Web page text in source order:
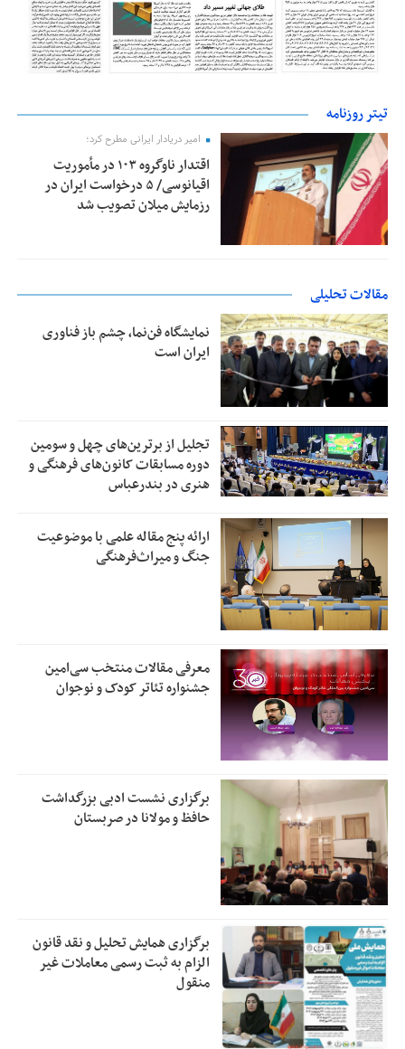
تیتر روزنامه
امیر دریادار ایرانی مطرح کرد؛
اقتدار ناوگروه ۱۰۳ در مأموریت‌
اقیانوسی/ ۵ درخواست ایران در
رزمایش میلان تصویب شد
مقالات تحلیلی
نمایشگاه فن‌نما، چشم باز فناوری
ایران است
تجلیل از بر‌ترین‌های چهل و سومین
دوره مسابقات کانون‌های فرهنگی و
هنری در بندرعباس
ارائه پنج مقاله علمی با موضوعیت
جنگ و میراث‌فرهنگی
معرفی مقالات منتخب سی‌امین
جشنواره تئاتر کودک و نوجوان
برگزاری نشست ادبی بزرگداشت
حافظ و مولانا در صربستان
برگزاری همایش تحلیل و نقد قانون
الزام به ثبت رسمی معاملات غیر
منقول